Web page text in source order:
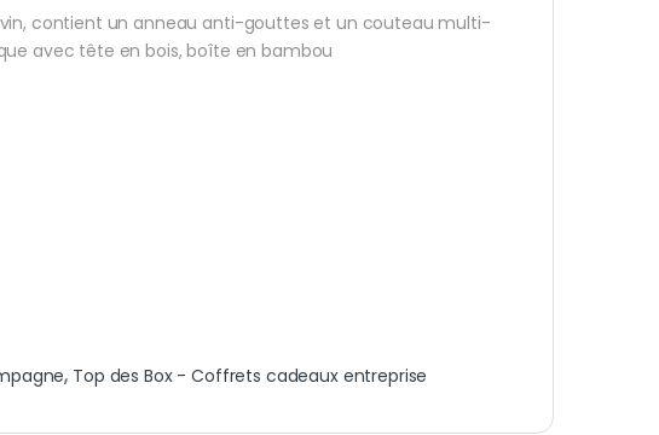
vin, contient un anneau anti-gouttes et un couteau multi-
avec tête en bois, boîte en bambou
, Top des Box - Coffrets cadeaux entreprise